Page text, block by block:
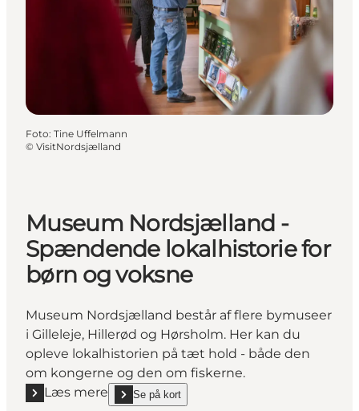
Foto: Tine Uffelmann
© VisitNordsjælland
Museum Nordsjælland -
Spændende lokalhistorie for
børn og voksne
Museum Nordsjælland består af flere bymuseer
i Gilleleje, Hillerød og Hørsholm. Her kan du
opleve lokalhistorien på tæt hold - både den
om kongerne og den om fiskerne.
Læs mere
Læs mere "Museum Nordsjælland - Spændende
Se på kort
show Museum Nordsjælland - Spændende